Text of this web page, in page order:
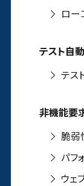
ロー
テスト自
テス
非機能要
脆弱
パフ
ウェ